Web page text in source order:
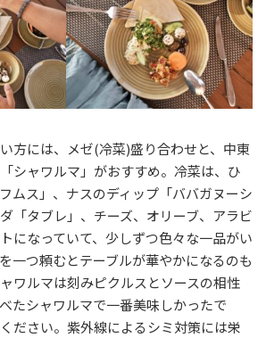
方には、メゼ(冷菜)盛り合わせと、中東
シャワルマ」がおすすめ。冷菜は、ひ
ムス」、ナスのディップ「ババガヌーシ
「タブレ」、チーズ、オリーブ、アラビ
になっていて、少しずつ色々な一品がい
一つ頼むとテーブルが華やかになるのも
ワルマは刻みピクルスとソースの相性
たシャワルマで一番美味しかったで
ださい。紫外線によるシミ対策には栄